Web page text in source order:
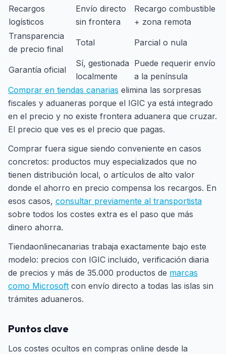
Recargos
logísticos
Envío directo
sin frontera
Recargo combustible
+ zona remota
Transparencia
de precio final
Total Parcial o nula
Garantía oficial
Sí, gestionada
localmente
Puede requerir envío
a la península
Comprar en tiendas canarias elimina las sorpresas
fiscales y aduaneras porque el IGIC ya está integrado
en el precio y no existe frontera aduanera que cruzar.
El precio que ves es el precio que pagas.
Comprar fuera sigue siendo conveniente en casos
concretos: productos muy especializados que no
tienen distribución local, o artículos de alto valor
donde el ahorro en precio compensa los recargos. En
esos casos, consultar previamente al transportista
sobre todos los costes extra es el paso que más
dinero ahorra.
Tiendaonlinecanarias trabaja exactamente bajo este
modelo: precios con IGIC incluido, verificación diaria
de precios y más de 35.000 productos de marcas
como Microsoft con envío directo a todas las islas sin
trámites aduaneros.
Puntos clave
Los costes ocultos en compras online desde la